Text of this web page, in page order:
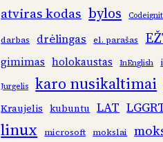
atviras kodas bylos
darbas drėlingas el. parašas
gimimas holokaustas InEnglish
Jurgelis karo nusikaltimai
Kraujelis kubuntu LAT
linux microsoft mokslai